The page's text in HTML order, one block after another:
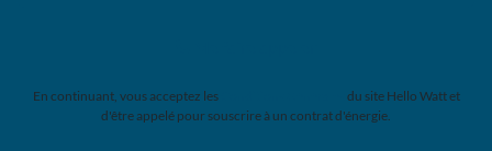
En continuant, vous acceptez les
du site Hello Watt et
d'être appelé pour souscrire à un contrat d'énergie.